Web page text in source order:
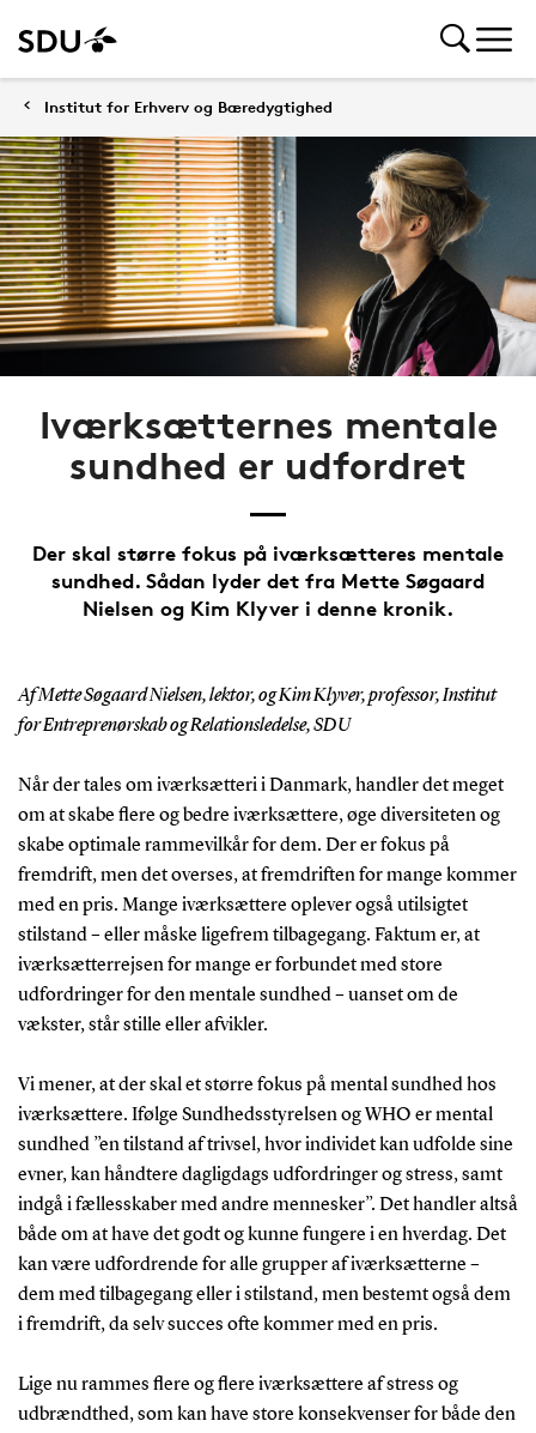
Institut for Erhverv og Bæredygtighed
Iværksætternes mentale
sundhed er udfordret
Der skal større fokus på iværksætteres mentale
sundhed. Sådan lyder det fra Mette Søgaard
Nielsen og Kim Klyver i denne kronik.
Af Mette Søgaard Nielsen, lektor, og Kim Klyver, professor, Institut
for Entreprenørskab og Relationsledelse, SDU
Når der tales om iværksætteri i Danmark, handler det meget
om at skabe flere og bedre iværksættere, øge diversiteten og
skabe optimale rammevilkår for dem. Der er fokus på
fremdrift, men det overses, at fremdriften for mange kommer
med en pris. Mange iværksættere oplever også utilsigtet
stilstand – eller måske ligefrem tilbagegang. Faktum er, at
iværksætterrejsen for mange er forbundet med store
udfordringer for den mentale sundhed – uanset om de
vækster, står stille eller afvikler.
Vi mener, at der skal et større fokus på mental sundhed hos
iværksættere. Ifølge Sundhedsstyrelsen og WHO er mental
sundhed ”en tilstand af trivsel, hvor individet kan udfolde sine
evner, kan håndtere dagligdags udfordringer og stress, samt
indgå i fællesskaber med andre mennesker”. Det handler altså
både om at have det godt og kunne fungere i en hverdag. Det
kan være udfordrende for alle grupper af iværksætterne –
dem med tilbagegang eller i stilstand, men bestemt også dem
i fremdrift, da selv succes ofte kommer med en pris.
Lige nu rammes flere og flere iværksættere af stress og
udbrændthed, som kan have store konsekvenser for både den